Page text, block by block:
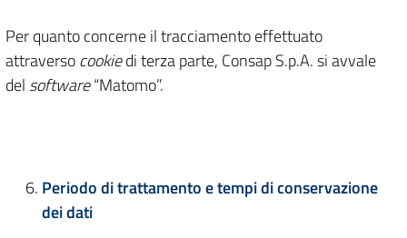
Per quanto concerne il tracciamento effettuato
attraversocookiedi terza parte, Consap S.p.A. si avvale
del software“Matomo”.
Periodo di trattamento e tempi di conservazione
dei dati